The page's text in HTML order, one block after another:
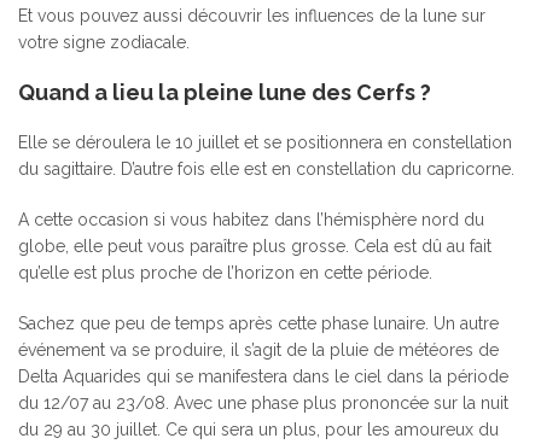
Et vous pouvez aussi découvrir les influences de la lune sur
votre signe zodiacale.
Quand a lieu la pleine lune des Cerfs ?
Elle se déroulera le 10 juillet et se positionnera en constellation
du sagittaire. D’autre fois elle est en constellation du capricorne.
A cette occasion si vous habitez dans l’hémisphère nord du
globe, elle peut vous paraître plus grosse. Cela est dû au fait
qu’elle est plus proche de l’horizon en cette période.
Sachez que peu de temps après cette phase lunaire. Un autre
événement va se produire, il s’agit de la pluie de météores de
Delta Aquarides qui se manifestera dans le ciel dans la période
du 12/07 au 23/08. Avec une phase plus prononcée sur la nuit
du 29 au 30 juillet. Ce qui sera un plus, pour les amoureux du